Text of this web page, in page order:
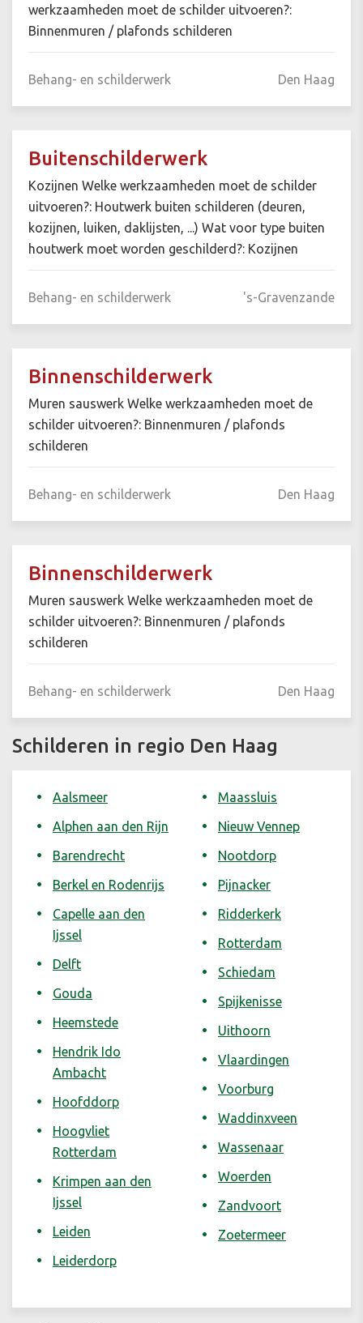
werkzaamheden moet de schilder uitvoeren?:
Binnenmuren / plafonds schilderen
Behang- en schilderwerk Den Haag
Buitenschilderwerk
Kozijnen Welke werkzaamheden moet de schilder
uitvoeren?: Houtwerk buiten schilderen (deuren,
kozijnen, luiken, daklijsten, ...) Wat voor type buiten
houtwerk moet worden geschilderd?: Kozijnen
Behang- en schilderwerk 's-Gravenzande
Binnenschilderwerk
Muren sauswerk Welke werkzaamheden moet de
schilder uitvoeren?: Binnenmuren / plafonds
schilderen
Behang- en schilderwerk Den Haag
Binnenschilderwerk
Muren sauswerk Welke werkzaamheden moet de
schilder uitvoeren?: Binnenmuren / plafonds
schilderen
Behang- en schilderwerk Den Haag
Schilderen in regio Den Haag
Aalsmeer
Alphen aan den Rijn
Barendrecht
Berkel en Rodenrijs
Capelle aan den
Ijssel
Delft
Gouda
Heemstede
Hendrik Ido
Ambacht
Hoofddorp
Hoogvliet
Rotterdam
Krimpen aan den
Ijssel
Leiden
Leiderdorp
Maassluis
Nieuw Vennep
Nootdorp
Pijnacker
Ridderkerk
Rotterdam
Schiedam
Spijkenisse
Uithoorn
Vlaardingen
Voorburg
Waddinxveen
Wassenaar
Woerden
Zandvoort
Zoetermeer